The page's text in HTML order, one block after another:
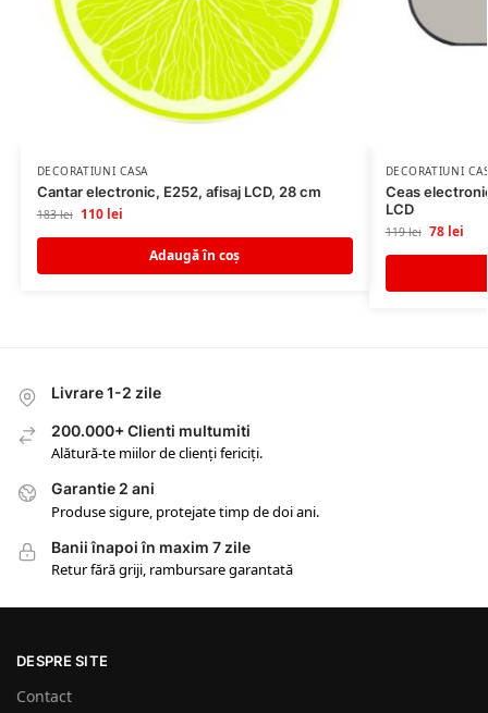
DECORATIUNI CASA
Cantar electronic, E252, afisaj LCD, 28 cm
183lei 110 lei
Adaugă în coș
DECORATIUNI
Ceas
LCD
119lei 78 lei
Livrare 1-2 zile
200.000+ Clienti multumiti
Alătură-te miilor de clienți fericiți.
Garantie 2 ani
Produse sigure, protejate timp de doi ani.
Banii înapoi în maxim 7 zile
Retur fără griji, rambursare garantată
DESPRE SITE
Contact